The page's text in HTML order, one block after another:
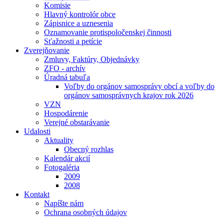
Komisie
Hlavný kontrolór obce
Zápisnice a uznesenia
Oznamovanie protispoločenskej činnosti
Sťažnosti a petície
Zverejňovanie
Zmluvy, Faktúry, Objednávky
ZFO - archív
Úradná tabuľa
Voľby do orgánov samosprávy obcí a voľby do
orgánov samosprávnych krajov rok 2026
VZN
Hospodárenie
Verejné obstarávanie
Udalosti
Aktuality
Obecný rozhlas
Kalendár akcií
Fotogaléria
2009
2008
Kontakt
Napíšte nám
Ochrana osobných údajov